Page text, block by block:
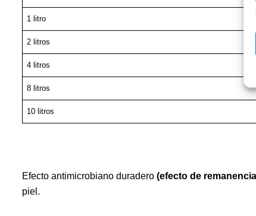
1 litro
2 litros
4 litros
8 litros
10 litros
Efecto antimicrobiano duradero (efecto de
piel.